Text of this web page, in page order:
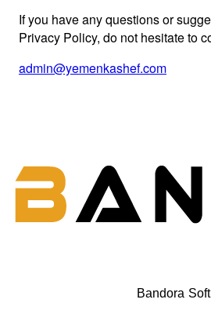
If you have any questions or
Privacy Policy, do not hesitate to
admin@yemenkashef.com
Bandora